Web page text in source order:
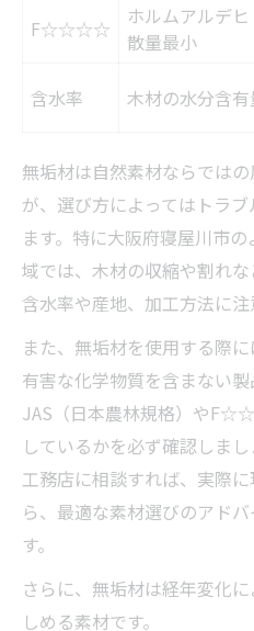
F☆☆☆☆
ホルムアルデ
散量最小
含水率 木材の水分含有
無垢材は自然素材ならでは
が、選び方によってはトラ
ます。特に大阪府寝屋川市
域では、木材の収縮や割れな
含水率や産地、加工方法に注
また、無垢材を使用する際
有害な化学物質を含まない製
JAS（日本農林規格）や
しているかを必ず確認しまし
工務店に相談すれば、実際
ら、最適な素材選びのアド
す。
さらに、無垢材は経年変化
しめる素材です。